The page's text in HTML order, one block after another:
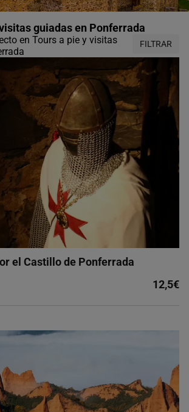
guiadas en Ponferrada
en Tours a pie y visitas
FILTRAR
el Castillo de Ponferrada
12,5€